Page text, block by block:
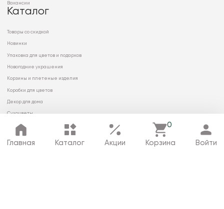
Главная Каталог Акции
0
Корзина Войти
Вакансии
Каталог
Товары со скидкой
Новинки
Упаковка для цветов и подарков
Новогодние украшения
Корзины и плетеные изделия
Коробки для цветов
Декор для дома
Сухоцветы
© 2026 ООО «МИРРЭЙ»